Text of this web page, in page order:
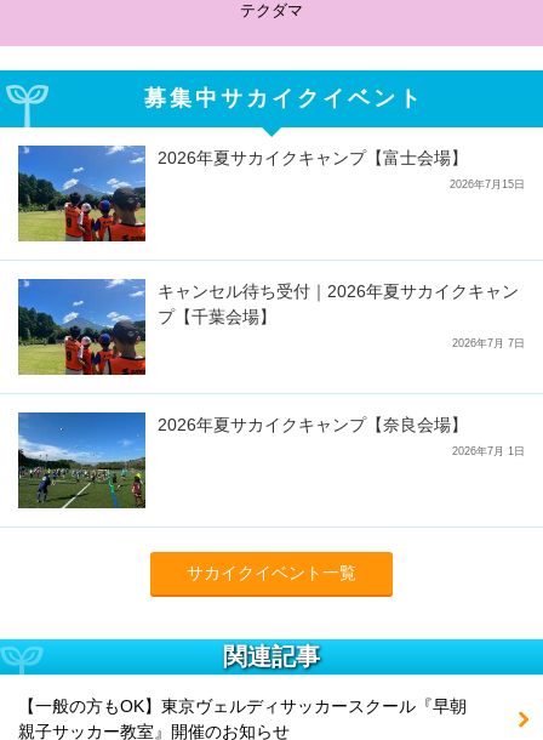
テクダマ
募集中サカイクイベント
2026年夏サカイクキャンプ【富士会場】
2026年7月15日
キャンセル待ち受付｜2026年夏サカイクキャン
プ【千葉会場】
2026年7月 7日
2026年夏サカイクキャンプ【奈良会場】
2026年7月 1日
サカイクイベント一覧
関連記事
【一般の方もOK】東京ヴェルディサッカースクール『早朝
親子サッカー教室』開催のお知らせ